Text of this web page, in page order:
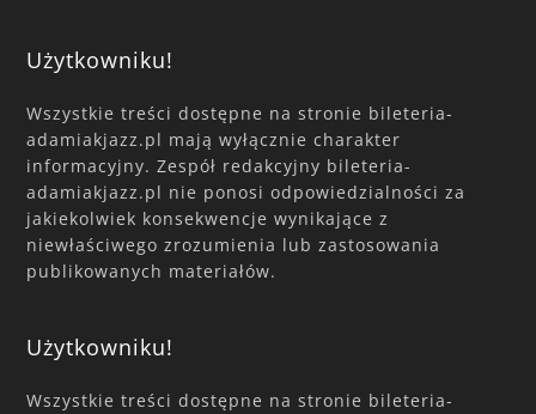
Użytkowniku!
Wszystkie treści dostępne na stronie bileteria-
adamiakjazz.pl mają wyłącznie charakter
informacyjny. Zespół redakcyjny bileteria-
adamiakjazz.pl nie ponosi odpowiedzialności za
jakiekolwiek konsekwencje wynikające z
niewłaściwego zrozumienia lub zastosowania
publikowanych materiałów.
Użytkowniku!
Wszystkie treści dostępne na stronie bileteria-